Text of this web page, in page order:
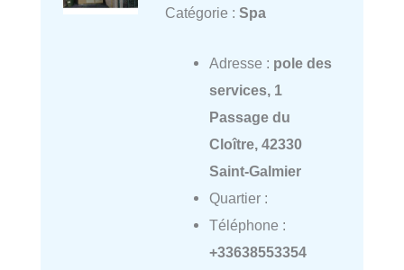
Catégorie : Spa
Adresse : pole des
services, 1
Passage du
Cloître, 42330
Saint-Galmier
Quartier :
Téléphone :
+33638553354